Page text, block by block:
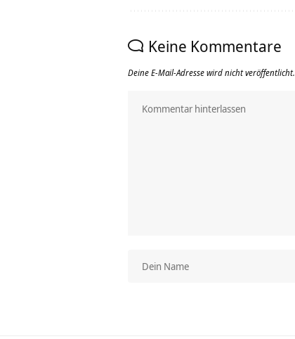
Keine Kommentare
Deine E-Mail-Adresse wird nicht veröffentlicht.